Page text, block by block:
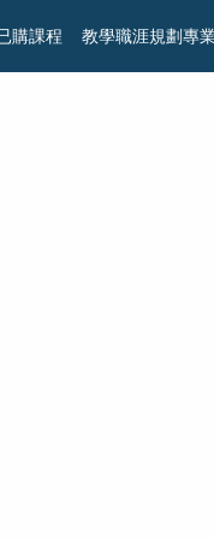
購課程 教學職涯規劃專